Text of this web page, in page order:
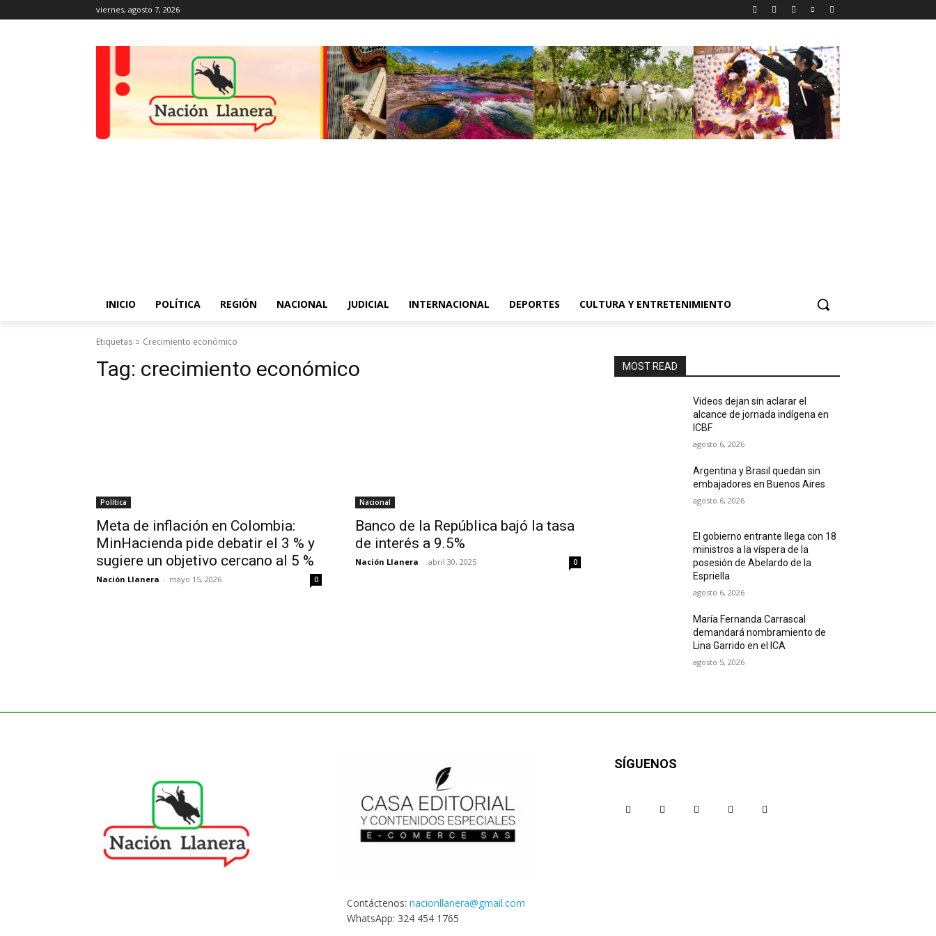
viernes, agosto 7, 2026
INICIO POLÍTICA REGIÓN NACIONAL JUDICIAL INTERNACIONAL DEPORTES CULTURA Y ENTRETENIMIENTO
Etiquetas Crecimiento económico
Tag: crecimiento económico
Política
Meta de inflación en Colombia:
MinHacienda pide debatir el 3 % y
sugiere un objetivo cercano al 5 %
Nación Llanera - mayo 15, 2026 0
Nacional
Banco de la República bajó la tasa
de interés a 9.5%
Nación Llanera - abril 30, 2025 0
MOST READ
Videos dejan sin aclarar el
alcance de jornada indígena en
ICBF
agosto 6, 2026
Argentina y Brasil quedan sin
embajadores en Buenos Aires
agosto 6, 2026
El gobierno entrante llega con 18
ministros a la víspera de la
posesión de Abelardo de la
Espriella
agosto 6, 2026
María Fernanda Carrascal
demandará nombramiento de
Lina Garrido en el ICA
agosto 5, 2026
Contáctenos: nacionllanera@gmail.com
WhatsApp: 324 454 1765
SÍGUENOS